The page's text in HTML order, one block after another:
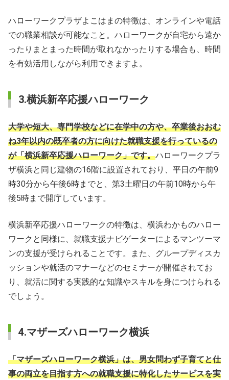
ハローワークプラザよこはまの特徴は、オンラインや電話
での職業相談が可能なこと。ハローワークが自宅から遠か
ったりまとまった時間が取れなかったりする場合も、時間
を有効活用しながら利用できますよ。
3.横浜新卒応援ハローワーク
大学や短大、専門学校などに在学中の方や、卒業後おおむ
ね3年以内の既卒者の方に向けた就職支援を行っているの
が「横浜新卒応援ハローワーク」です。ハローワークプラ
ザ横浜と同じ建物の16階に設置されており、平日の午前9
時30分から午後6時までと、第3土曜日の午前10時から午
後5時まで開庁しています。
横浜新卒応援ハローワークの特徴は、横浜わかものハロー
ワークと同様に、就職支援ナビゲーターによるマンツーマ
ンの支援が受けられることです。また、グループディスカ
ッションや就活のマナーなどのセミナーが開催されてお
り、就活に関する実践的な知識やスキルを身につけられる
でしょう。
4.マザーズハローワーク横浜
「マザーズハローワーク横浜」は、男女問わず子育てと仕
事の両立を目指す方への就職支援に特化したサービスを実